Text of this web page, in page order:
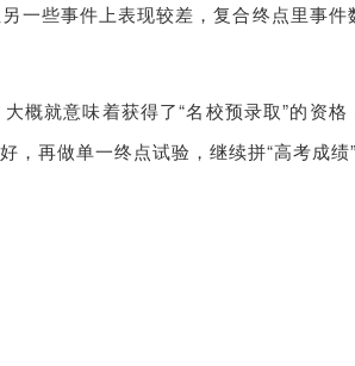
一些事件上表现较差，复合终点里事件
概就意味着获得了“名校预录取”的资格
再做单一终点试验，继续拼“高考成绩”